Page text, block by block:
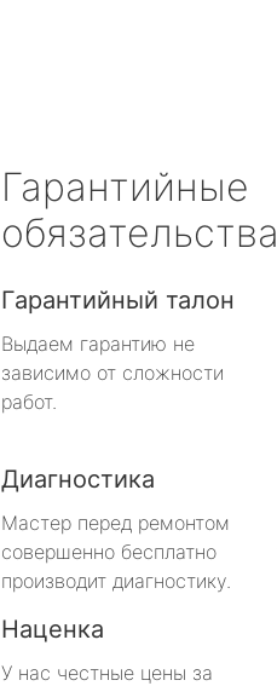
Гарантийные
обязательства
Гарантийный талон
Выдаем гарантию не
зависимо от сложности
работ.
Диагностика
Мастер перед ремонтом
совершенно бесплатно
производит диагностику.
Наценка
У нас честные цены за